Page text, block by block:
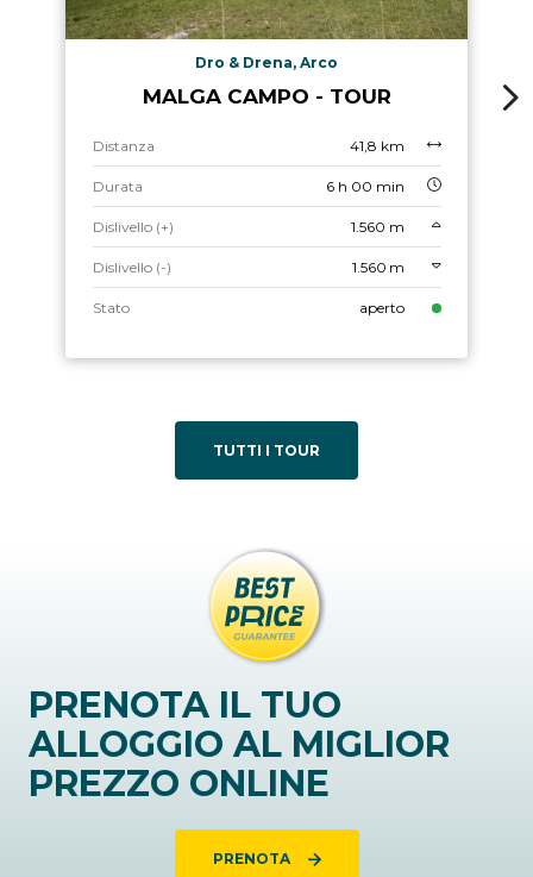
Dro & Drena, Arco
MALGA CAMPO - TOUR
Distanza 41,8 km
Durata 6 h 00 min
Dislivello (+) 1.560 m
Dislivello (-) 1.560 m
Stato aperto
TUTTI I TOUR
PRENOTA IL TUO
ALLOGGIO AL MIGLIOR
PREZZO ONLINE
PRENOTA